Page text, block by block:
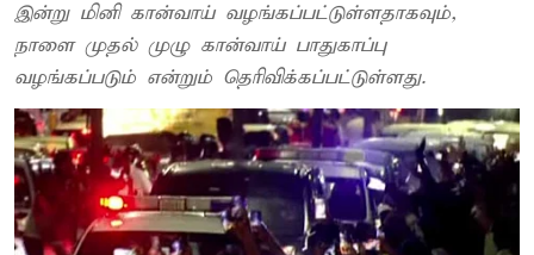
இன்று மினி கான்வாய் வழங்கப்பட்டுள்ளதாகவும்,
நாளை முதல் முழு கான்வாய் பாதுகாப்பு
வழங்கப்படும் என்றும் தெரிவிக்கப்பட்டுள்ளது.